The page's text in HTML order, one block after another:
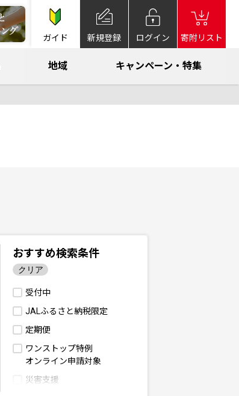
ガイド 新規登録 ログイン 寄附リスト
地域 キャンペーン・特集
おすすめ検索条件
クリア
受付中
JALふるさと納税限定
定期便
ワンストップ特例
オンライン申請対象
災害支援